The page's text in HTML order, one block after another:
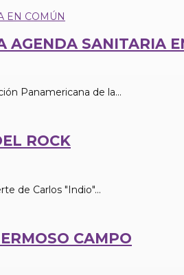
SANITARIA
Panamericana de la...
ROCK
de Carlos "Indio"...
CAMPO